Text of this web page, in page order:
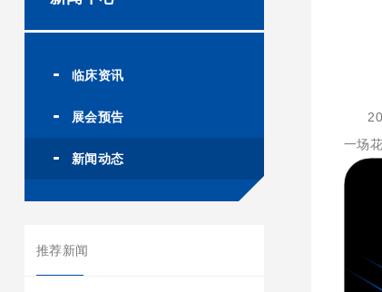
一场
临床资讯
展会预告
新闻动态
推荐新闻